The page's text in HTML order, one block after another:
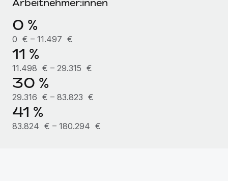
Mehr erfahren
Arbeitnehmer:innen
0 %
0 € – 11.497 €
11 %
11.498 € – 29.315 €
30 %
29.316 € – 83.823 €
41 %
83.824 € – 180.294 €